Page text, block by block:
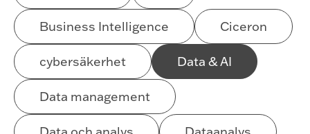
Business Intelligence Ciceron
cybersäkerhet Data & AI
Data management